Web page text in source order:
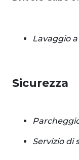
Lavaggio
Sicurezza
Servizio di